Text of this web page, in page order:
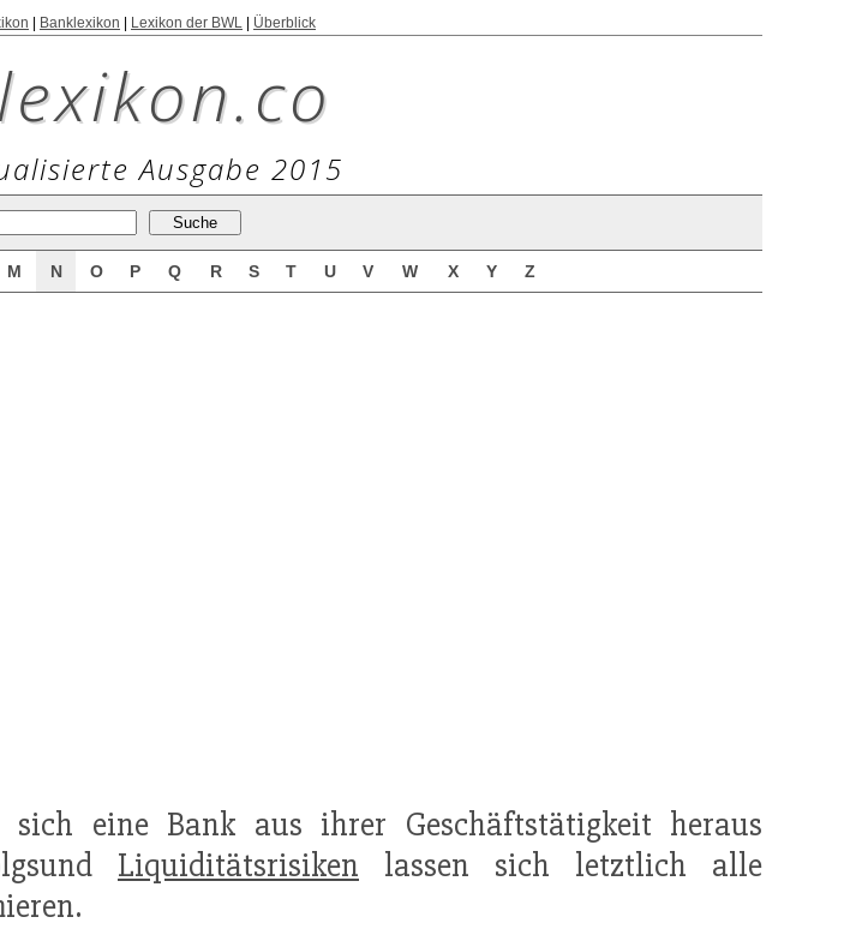
Banklexikon Lexikon der BWL Überblick
Ausgabe 2015
M N O P Q R S T U V W X Y Z
sich eine Bank aus ihrer Geschäftstätigkeit heraus
Liquiditätsrisiken lassen sich letztlich alle